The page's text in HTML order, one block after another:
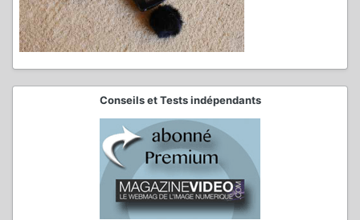
Conseils et Tests indépendants